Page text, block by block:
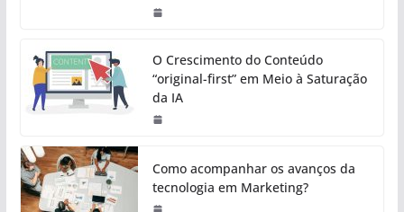
O Crescimento do Conteúdo
“original-first” em Meio à Saturação
da IA
Como acompanhar os avanços da
tecnologia em Marketing?